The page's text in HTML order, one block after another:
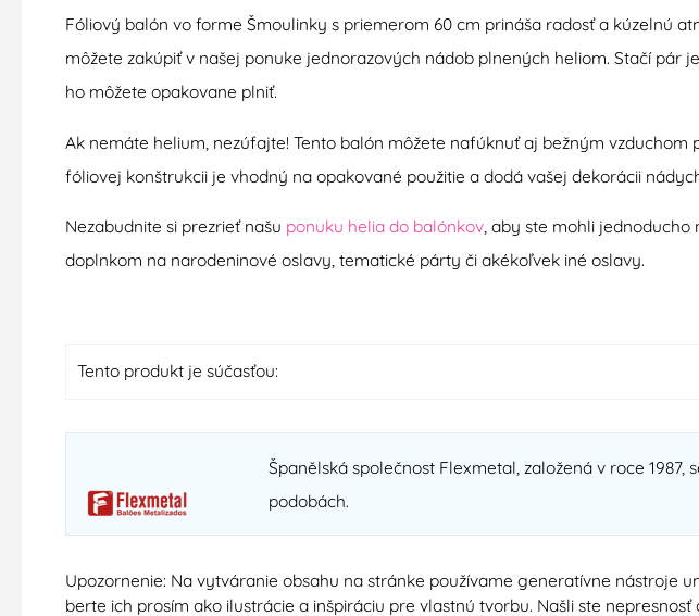
Fóliový balón vo forme Šmoulinky s priemerom 60 cm prináša radosť a kúzelnú
môžete zakúpiť v našej ponuke jednorazových nádob plnených heliom. Stačí
ho môžete opakovane plniť.
Ak nemáte helium, nezúfajte! Tento balón môžete nafúknuť aj bežným
fóliovej konštrukcii je vhodný na opakované použitie a dodá vašej dekorácii
Nezabudnite si prezrieť našu ponuku helia do balónkov, aby ste mohli jednoducho
doplnkom na narodeninové oslavy, tematické párty či akékoľvek iné oslavy.
Tento produkt je súčasťou:
Španělská společnost Flexmetal, založená v roce
podobách.
Upozornenie: Na vytváranie obsahu na stránke používame generatívne
berte ich prosím ako ilustrácie a inšpiráciu pre vlastnú tvorbu. Našli ste